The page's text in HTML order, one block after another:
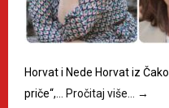
Horvat i Nede Horvat iz
priče“,…
Pročitaj više… →